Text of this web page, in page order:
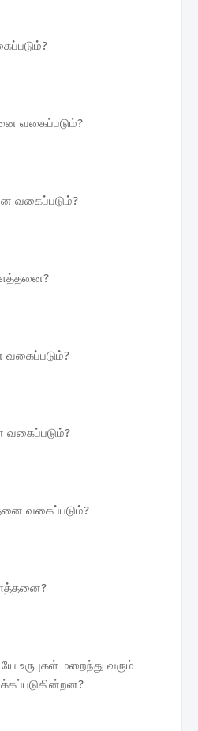
வகைப்படும்?
வகைப்படும்?
வகைப்படும்?
வகைப்படும்?
வகைப்படும்?
உருபுகள் மறைந்து வரும்